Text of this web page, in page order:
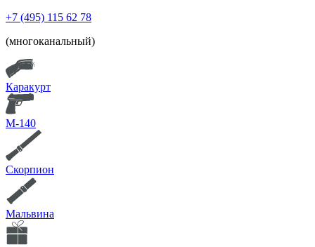
+7 (495) 115 62 78
(многоканальный)
Каракурт
М-140
Скорпион
Мальвина